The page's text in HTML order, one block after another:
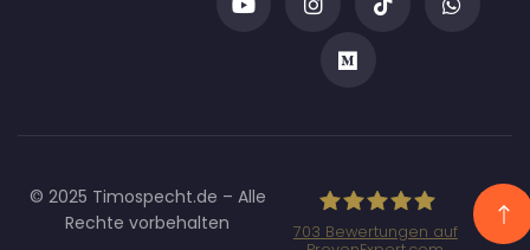
© 2025 Timospecht.de – Alle
Rechte vorbehalten
703 Bewertungen auf